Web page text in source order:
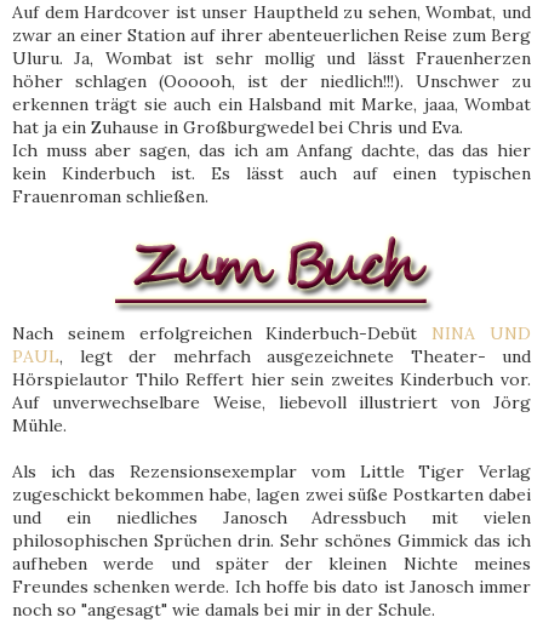
Auf dem Hardcover ist unser Hauptheld zu sehen, Wombat, und
zwar an einer Station auf ihrer abenteuerlichen Reise zum Berg
Uluru. Ja, Wombat ist sehr mollig und lässt Frauenherzen
höher schlagen (Oooooh, ist der niedlich!!!). Unschwer zu
erkennen trägt sie auch ein Halsband mit Marke, jaaa, Wombat
hat ja ein Zuhause in Großburgwedel bei Chris und Eva.
Ich muss aber sagen, das ich am Anfang dachte, das das hier
kein Kinderbuch ist. Es lässt auch auf einen typischen
Frauenroman schließen.
Nach seinem erfolgreichen Kinderbuch-Debüt NINA UND
PAUL, legt der mehrfach ausgezeichnete Theater- und
Hörspielautor Thilo Reffert hier sein zweites Kinderbuch vor.
Auf unverwechselbare Weise, liebevoll illustriert von Jörg
Mühle.
Als ich das Rezensionsexemplar vom Little Tiger Verlag
zugeschickt bekommen habe, lagen zwei süße Postkarten dabei
und ein niedliches Janosch Adressbuch mit vielen
philosophischen Sprüchen drin. Sehr schönes Gimmick das ich
aufheben werde und später der kleinen Nichte meines
Freundes schenken werde. Ich hoffe bis dato ist Janosch immer
noch so "angesagt" wie damals bei mir in der Schule.